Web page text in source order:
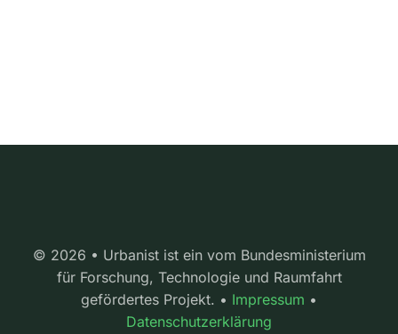
© 2026 • Urbanist ist ein vom Bundesministerium
für Forschung, Technologie und Raumfahrt
gefördertes Projekt. • Impressum •
Datenschutzerklärung